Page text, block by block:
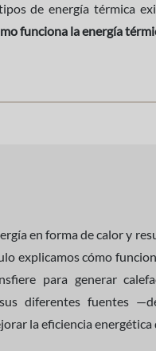
de energía térmica
funciona la energía
en forma de calor y
explicamos cómo
para generar
diferentes fuentes
la eficiencia energética